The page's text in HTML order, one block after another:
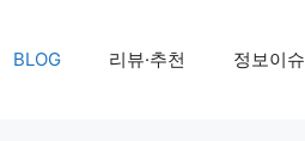
BLOG 리뷰·추천 정보이슈